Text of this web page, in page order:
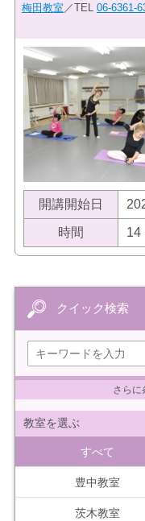
梅田教室 ／TEL 06-6361-
開講開始日
時間 14
クイック検索
さらに
教室を選ぶ
すべて
豊中教室
茨木教室